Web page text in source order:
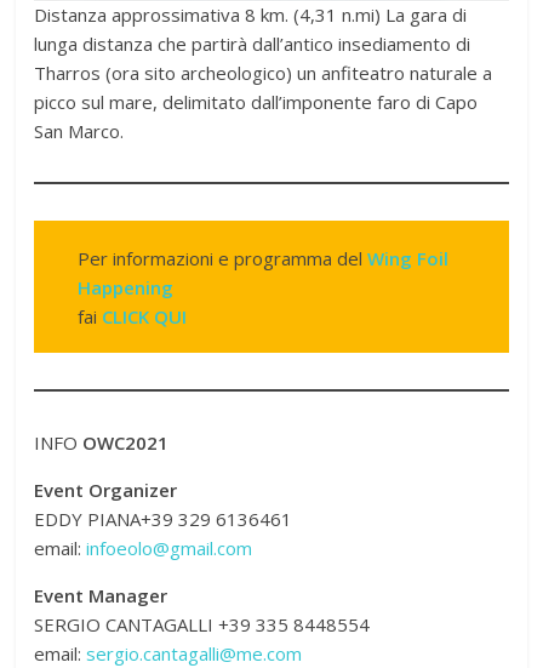
Distanza approssimativa 8 km. (4,31 n.mi) La gara di
lunga distanza che partirà dall’antico insediamento di
Tharros (ora sito archeologico) un anfiteatro naturale a
picco sul mare, delimitato dall’imponente faro di Capo
San Marco.
Per informazioni e programma delWing Foil
Happening
fai CLICK QUI
INFO OWC2021
Event Organizer
EDDY PIANA+39 329 6136461
email:infoeolo@gmail.com
Event Manager
SERGIO CANTAGALLI +39 335 8448554
email:sergio.cantagalli@me.com